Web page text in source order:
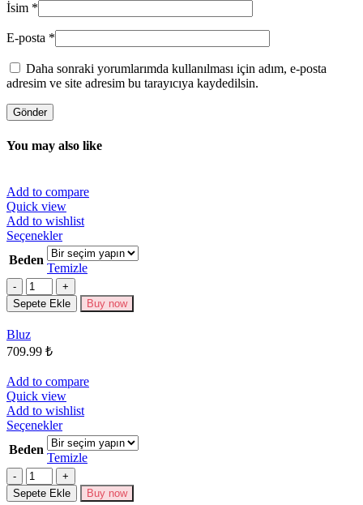
İsim *
E-posta *
Daha sonraki yorumlarımda kullanılması için adım, e-posta
adresim ve site adresim bu tarayıcıya kaydedilsin.
You may also like
Add to compare
Quick view
Add to wishlist
SeçeneklerBu
ürünün
birden
fazla
varyasyonu
var.
Beden
Temizle
Miktar
Sepete Ekle Buy now
Bluz
709.99 ₺
Add to compare
Quick view
Add to wishlist
SeçeneklerBu
ürünün
birden
fazla
varyasyonu
var.
Beden
Temizle
Miktar
Sepete Ekle Buy now